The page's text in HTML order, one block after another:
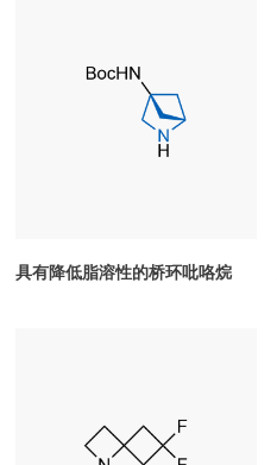
具有降低脂溶性的桥环吡咯烷